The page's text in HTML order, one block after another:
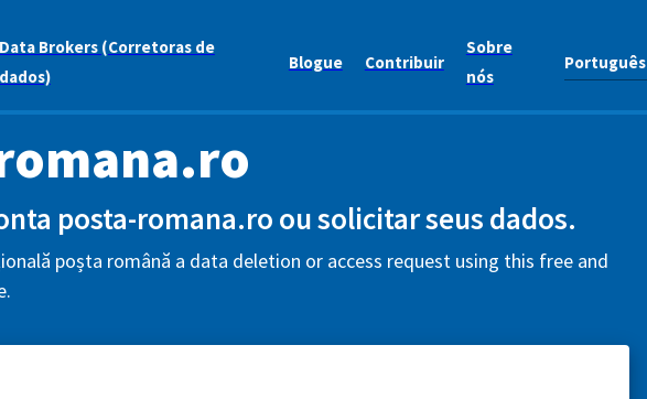
Data Brokers (Corretoras de
dados)
Blogue Contribuir
Sobre
nós
Português
posta-romana.ro ou solicitar seus dados.
poșta română a data deletion or access request using this free and